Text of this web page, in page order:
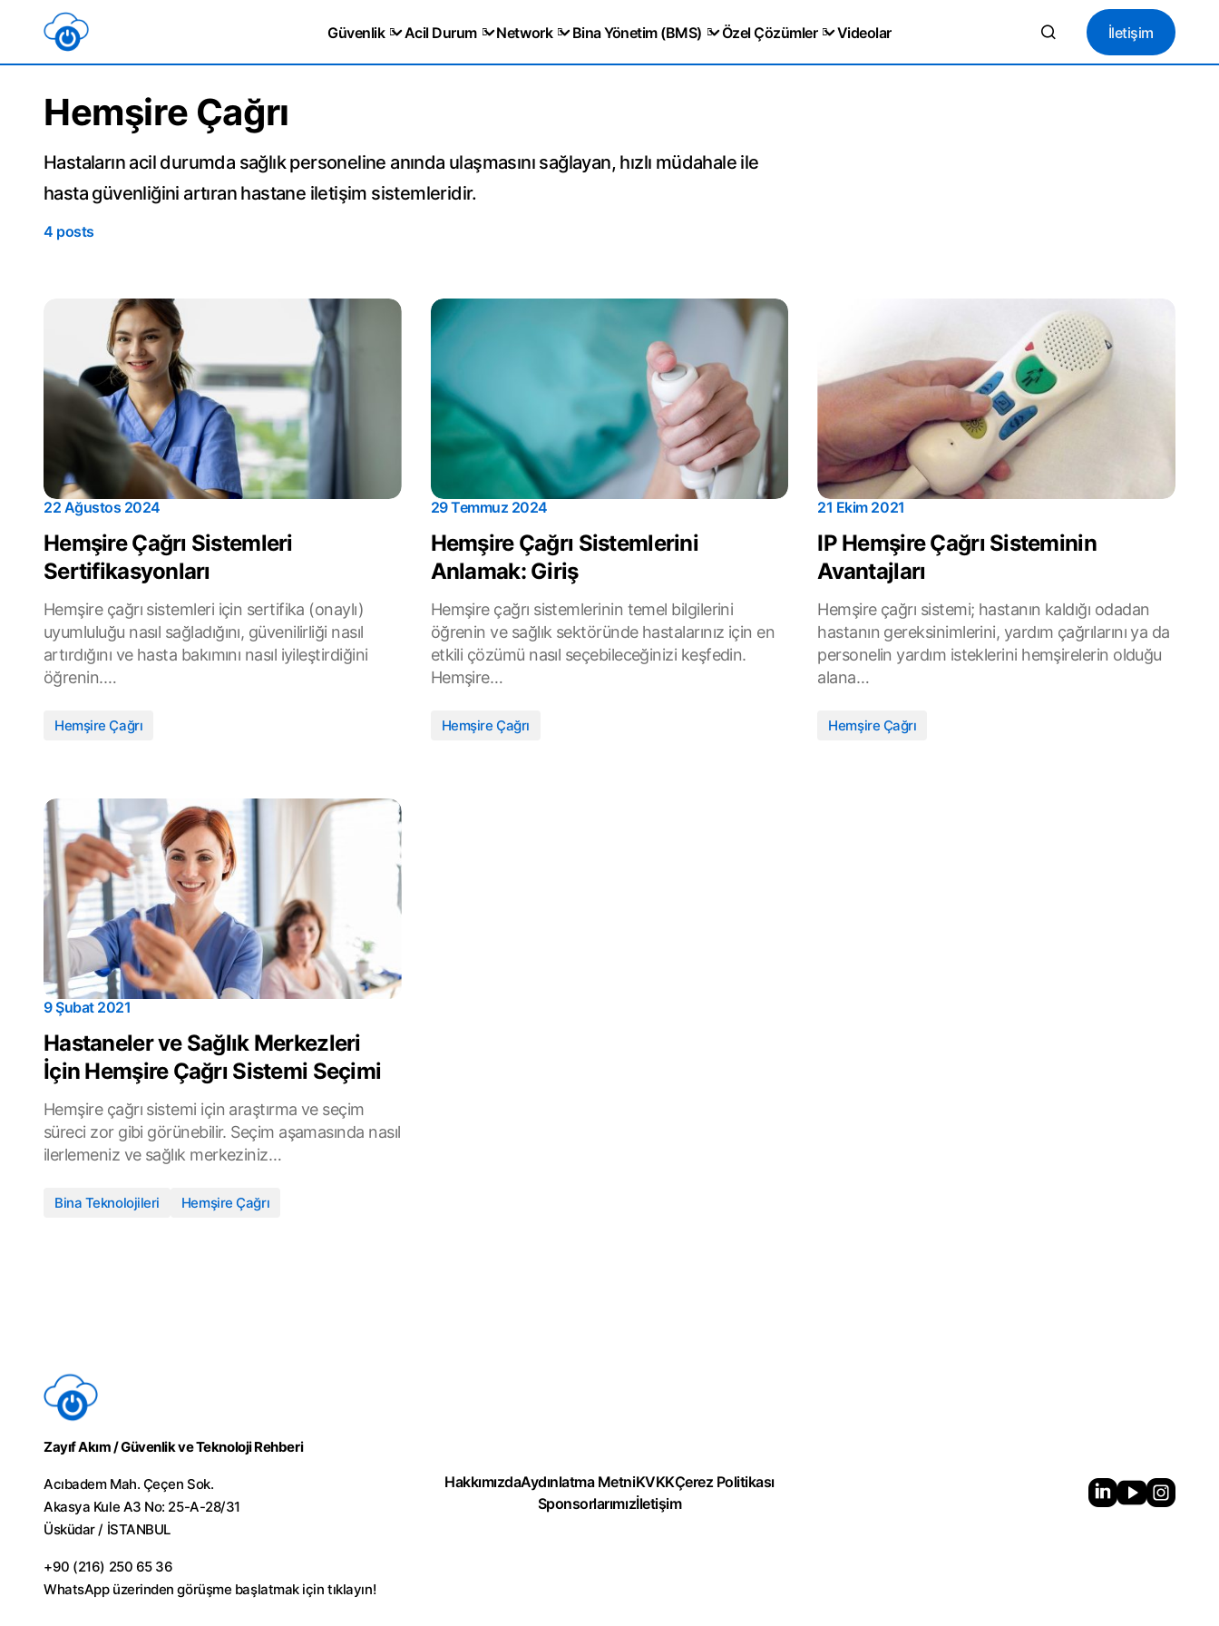
Güvenlik Acil Durum Network Bina Yönetim (BMS) Özel Çözümler Videolar İletişim
Hemşire Çağrı
Hastaların acil durumda sağlık personeline anında ulaşmasını sağlayan, hızlı müdahale ile
hasta güvenliğini artıran hastane iletişim sistemleridir.
4 posts
22 Ağustos 2024
Hemşire Çağrı Sistemleri
Sertifikasyonları
Hemşire çağrı sistemleri için sertifika (onaylı)
uyumluluğu nasıl sağladığını, güvenilirliği nasıl
artırdığını ve hasta bakımını nasıl iyileştirdiğini
öğrenin.…
Hemşire Çağrı
29 Temmuz 2024
Hemşire Çağrı Sistemlerini
Anlamak: Giriş
Hemşire çağrı sistemlerinin temel bilgilerini
öğrenin ve sağlık sektöründe hastalarınız için en
etkili çözümü nasıl seçebileceğinizi keşfedin.
Hemşire…
Hemşire Çağrı
21 Ekim 2021
IP Hemşire Çağrı Sisteminin
Avantajları
Hemşire çağrı sistemi; hastanın kaldığı odadan
hastanın gereksinimlerini, yardım çağrılarını ya da
personelin yardım isteklerini hemşirelerin olduğu
alana…
Hemşire Çağrı
9 Şubat 2021
Hastaneler ve Sağlık Merkezleri
İçin Hemşire Çağrı Sistemi Seçimi
Hemşire çağrı sistemi için araştırma ve seçim
süreci zor gibi görünebilir. Seçim aşamasında nasıl
ilerlemeniz ve sağlık merkeziniz…
Bina Teknolojileri Hemşire Çağrı
Zayıf Akım / Güvenlik ve Teknoloji Rehberi
Acıbadem Mah. Çeçen Sok.
Akasya Kule A3 No: 25-A-28/31
Üsküdar / İSTANBUL
+90 (216) 250 65 36
WhatsApp üzerinden görüşme başlatmak içintıklayın!
HakkımızdaAydınlatma MetniKVKKÇerez Politikası
Sponsorlarımızİletişim